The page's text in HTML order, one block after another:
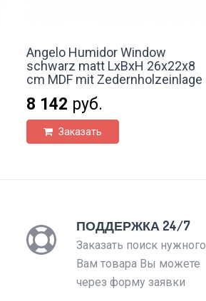
Angelo Humidor Window
schwarz matt LxBxH 26x22x8
cm MDF mit Zedernholzeinlage
8 142 руб.
Заказать
ПОДДЕРЖКА 24/7
Заказать поиск нужного
Вам товара Вы можете
через форму заявки